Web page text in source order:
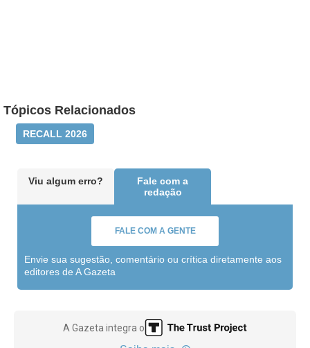
Tópicos Relacionados
RECALL 2026
Viu algum erro?
Fale com a
redação
FALE COM A GENTE
Envie sua sugestão, comentário ou crítica diretamente aos
editores de A Gazeta
A Gazeta integra o